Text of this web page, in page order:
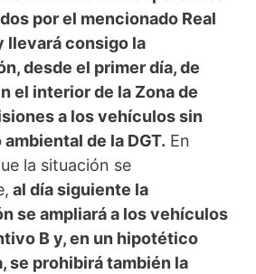
por el mencionado Real
llevará consigo la
desde el primer día, de
el interior de la Zona de
a los vehículos sin
de la DGT. En
la situación se
al día siguiente la
se ampliará a los vehículos
B y, en un hipotético
se prohibirá también la